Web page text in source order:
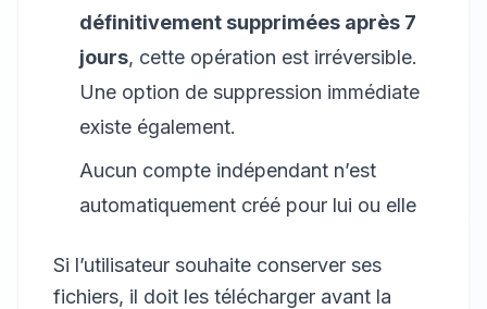
définitivement supprimées après 7
jours, cette opération est irréversible.
Une option de suppression immédiate
existe également.
Aucun compte indépendant n’est
automatiquement créé pour lui ou elle
Si l’utilisateur souhaite conserver ses
fichiers, il doit les télécharger avant la